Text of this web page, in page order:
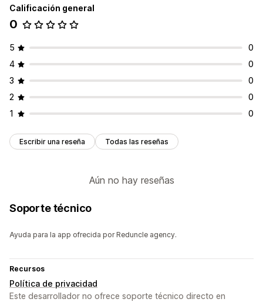
Calificación general
0
5
0
4
0
3
0
2
0
1
0
Escribir una reseña Todas las reseñas
Aún no hay reseñas
Soporte técnico
Ayuda para la app ofrecida por Reduncle agency.
Recursos
Política de privacidad
Este desarrollador no ofrece soporte técnico directo en